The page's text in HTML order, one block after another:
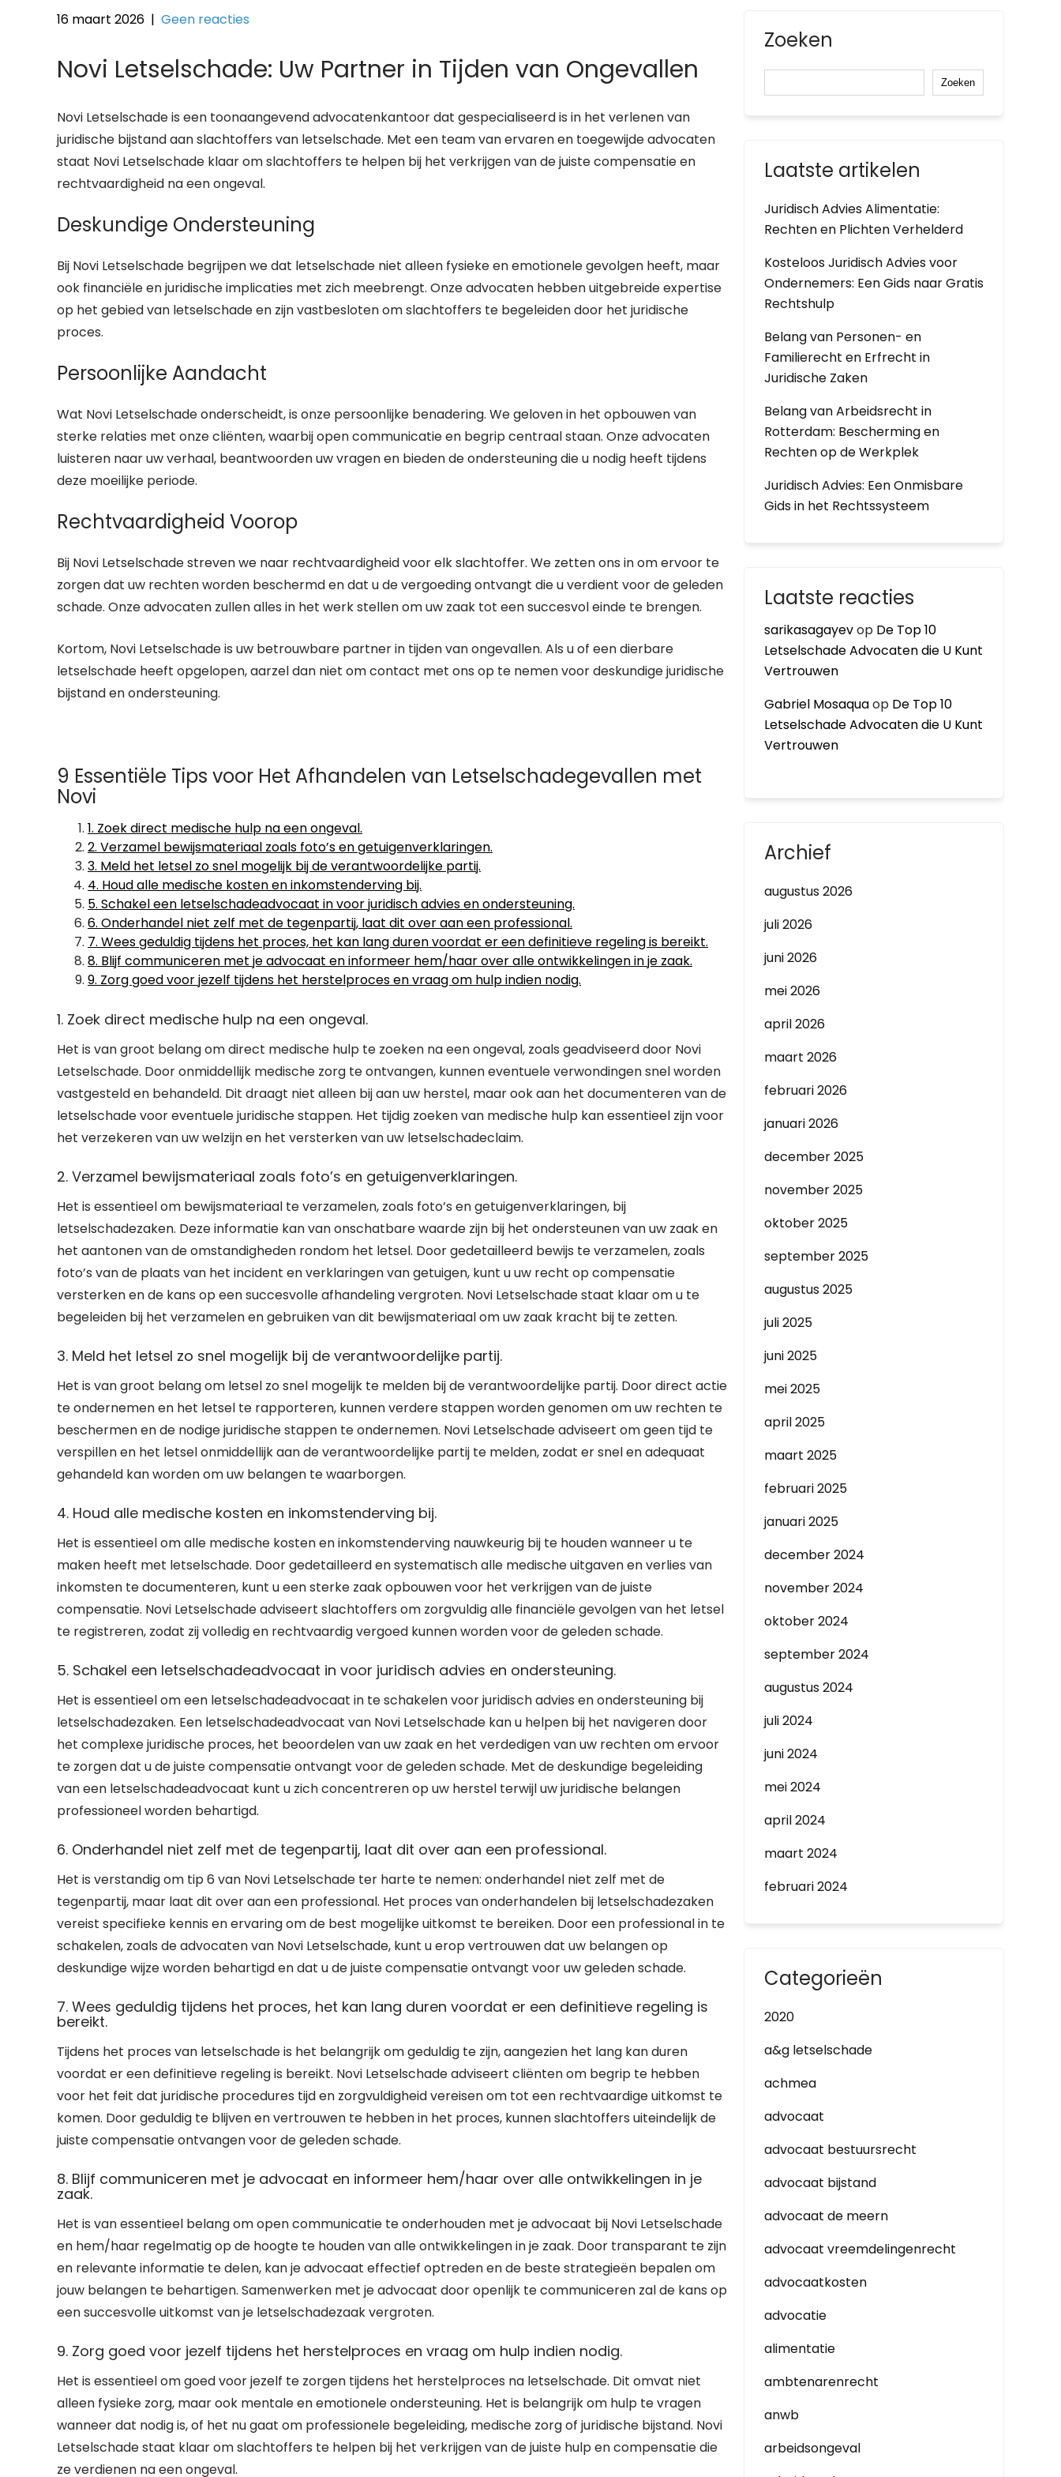
16 maart 2026 | Geen reacties
Novi Letselschade: Uw Partner in Tijden van Ongevallen
Novi Letselschade is een toonaangevend advocatenkantoor dat gespecialiseerd is in het verlenen van
juridische bijstand aan slachtoffers van letselschade. Met een team van ervaren en toegewijde advocaten
staat Novi Letselschade klaar om slachtoffers te helpen bij het verkrijgen van de juiste compensatie en
rechtvaardigheid na een ongeval.
Deskundige Ondersteuning
Bij Novi Letselschade begrijpen we dat letselschade niet alleen fysieke en emotionele gevolgen heeft, maar
ook financiële en juridische implicaties met zich meebrengt. Onze advocaten hebben uitgebreide expertise
op het gebied van letselschade en zijn vastbesloten om slachtoffers te begeleiden door het juridische
proces.
Persoonlijke Aandacht
Wat Novi Letselschade onderscheidt, is onze persoonlijke benadering. We geloven in het opbouwen van
sterke relaties met onze cliënten, waarbij open communicatie en begrip centraal staan. Onze advocaten
luisteren naar uw verhaal, beantwoorden uw vragen en bieden de ondersteuning die u nodig heeft tijdens
deze moeilijke periode.
Rechtvaardigheid Voorop
Bij Novi Letselschade streven we naar rechtvaardigheid voor elk slachtoffer. We zetten ons in om ervoor te
zorgen dat uw rechten worden beschermd en dat u de vergoeding ontvangt die u verdient voor de geleden
schade. Onze advocaten zullen alles in het werk stellen om uw zaak tot een succesvol einde te brengen.
Kortom, Novi Letselschade is uw betrouwbare partner in tijden van ongevallen. Als u of een dierbare
letselschade heeft opgelopen, aarzel dan niet om contact met ons op te nemen voor deskundige juridische
bijstand en ondersteuning.
9 Essentiële Tips voor Het Afhandelen van Letselschadegevallen met
Novi
1. Zoek direct medische hulp na een ongeval.
2. Verzamel bewijsmateriaal zoals foto’s en getuigenverklaringen.
3. Meld het letsel zo snel mogelijk bij de verantwoordelijke partij.
4. Houd alle medische kosten en inkomstenderving bij.
5. Schakel een letselschadeadvocaat in voor juridisch advies en ondersteuning.
6. Onderhandel niet zelf met de tegenpartij, laat dit over aan een professional.
7. Wees geduldig tijdens het proces, het kan lang duren voordat er een definitieve regeling is bereikt.
8. Blijf communiceren met je advocaat en informeer hem/haar over alle ontwikkelingen in je zaak.
9. Zorg goed voor jezelf tijdens het herstelproces en vraag om hulp indien nodig.
1. Zoek direct medische hulp na een ongeval.
Het is van groot belang om direct medische hulp te zoeken na een ongeval, zoals geadviseerd door Novi
Letselschade. Door onmiddellijk medische zorg te ontvangen, kunnen eventuele verwondingen snel worden
vastgesteld en behandeld. Dit draagt niet alleen bij aan uw herstel, maar ook aan het documenteren van de
letselschade voor eventuele juridische stappen. Het tijdig zoeken van medische hulp kan essentieel zijn voor
het verzekeren van uw welzijn en het versterken van uw letselschadeclaim.
2. Verzamel bewijsmateriaal zoals foto’s en getuigenverklaringen.
Het is essentieel om bewijsmateriaal te verzamelen, zoals foto’s en getuigenverklaringen, bij
letselschadezaken. Deze informatie kan van onschatbare waarde zijn bij het ondersteunen van uw zaak en
het aantonen van de omstandigheden rondom het letsel. Door gedetailleerd bewijs te verzamelen, zoals
foto’s van de plaats van het incident en verklaringen van getuigen, kunt u uw recht op compensatie
versterken en de kans op een succesvolle afhandeling vergroten. Novi Letselschade staat klaar om u te
begeleiden bij het verzamelen en gebruiken van dit bewijsmateriaal om uw zaak kracht bij te zetten.
3. Meld het letsel zo snel mogelijk bij de verantwoordelijke partij.
Het is van groot belang om letsel zo snel mogelijk te melden bij de verantwoordelijke partij. Door direct actie
te ondernemen en het letsel te rapporteren, kunnen verdere stappen worden genomen om uw rechten te
beschermen en de nodige juridische stappen te ondernemen. Novi Letselschade adviseert om geen tijd te
verspillen en het letsel onmiddellijk aan de verantwoordelijke partij te melden, zodat er snel en adequaat
gehandeld kan worden om uw belangen te waarborgen.
4. Houd alle medische kosten en inkomstenderving bij.
Het is essentieel om alle medische kosten en inkomstenderving nauwkeurig bij te houden wanneer u te
maken heeft met letselschade. Door gedetailleerd en systematisch alle medische uitgaven en verlies van
inkomsten te documenteren, kunt u een sterke zaak opbouwen voor het verkrijgen van de juiste
compensatie. Novi Letselschade adviseert slachtoffers om zorgvuldig alle financiële gevolgen van het letsel
te registreren, zodat zij volledig en rechtvaardig vergoed kunnen worden voor de geleden schade.
5. Schakel een letselschadeadvocaat in voor juridisch advies en ondersteuning.
Het is essentieel om een letselschadeadvocaat in te schakelen voor juridisch advies en ondersteuning bij
letselschadezaken. Een letselschadeadvocaat van Novi Letselschade kan u helpen bij het navigeren door
het complexe juridische proces, het beoordelen van uw zaak en het verdedigen van uw rechten om ervoor
te zorgen dat u de juiste compensatie ontvangt voor de geleden schade. Met de deskundige begeleiding
van een letselschadeadvocaat kunt u zich concentreren op uw herstel terwijl uw juridische belangen
professioneel worden behartigd.
6. Onderhandel niet zelf met de tegenpartij, laat dit over aan een professional.
Het is verstandig om tip 6 van Novi Letselschade ter harte te nemen: onderhandel niet zelf met de
tegenpartij, maar laat dit over aan een professional. Het proces van onderhandelen bij letselschadezaken
vereist specifieke kennis en ervaring om de best mogelijke uitkomst te bereiken. Door een professional in te
schakelen, zoals de advocaten van Novi Letselschade, kunt u erop vertrouwen dat uw belangen op
deskundige wijze worden behartigd en dat u de juiste compensatie ontvangt voor uw geleden schade.
7. Wees geduldig tijdens het proces, het kan lang duren voordat er een definitieve regeling is
bereikt.
Tijdens het proces van letselschade is het belangrijk om geduldig te zijn, aangezien het lang kan duren
voordat er een definitieve regeling is bereikt. Novi Letselschade adviseert cliënten om begrip te hebben
voor het feit dat juridische procedures tijd en zorgvuldigheid vereisen om tot een rechtvaardige uitkomst te
komen. Door geduldig te blijven en vertrouwen te hebben in het proces, kunnen slachtoffers uiteindelijk de
juiste compensatie ontvangen voor de geleden schade.
8. Blijf communiceren met je advocaat en informeer hem/haar over alle ontwikkelingen in je
zaak.
Het is van essentieel belang om open communicatie te onderhouden met je advocaat bij Novi Letselschade
en hem/haar regelmatig op de hoogte te houden van alle ontwikkelingen in je zaak. Door transparant te zijn
en relevante informatie te delen, kan je advocaat effectief optreden en de beste strategieën bepalen om
jouw belangen te behartigen. Samenwerken met je advocaat door openlijk te communiceren zal de kans op
een succesvolle uitkomst van je letselschadezaak vergroten.
9. Zorg goed voor jezelf tijdens het herstelproces en vraag om hulp indien nodig.
Het is essentieel om goed voor jezelf te zorgen tijdens het herstelproces na letselschade. Dit omvat niet
alleen fysieke zorg, maar ook mentale en emotionele ondersteuning. Het is belangrijk om hulp te vragen
wanneer dat nodig is, of het nu gaat om professionele begeleiding, medische zorg of juridische bijstand. Novi
Letselschade staat klaar om slachtoffers te helpen bij het verkrijgen van de juiste hulp en compensatie die
ze verdienen na een ongeval.
Zoeken
Zoeken
Laatste artikelen
Juridisch Advies Alimentatie:
Rechten en Plichten Verhelderd
Kosteloos Juridisch Advies voor
Ondernemers: Een Gids naar Gratis
Rechtshulp
Belang van Personen- en
Familierecht en Erfrecht in
Juridische Zaken
Belang van Arbeidsrecht in
Rotterdam: Bescherming en
Rechten op de Werkplek
Juridisch Advies: Een Onmisbare
Gids in het Rechtssysteem
Laatste reacties
sarikasagayevop De Top 10
Letselschade Advocaten die U Kunt
Vertrouwen
Gabriel Mosaquaop De Top 10
Letselschade Advocaten die U Kunt
Vertrouwen
Archief
augustus 2026
juli 2026
juni 2026
mei 2026
april 2026
maart 2026
februari 2026
januari 2026
december 2025
november 2025
oktober 2025
september 2025
augustus 2025
juli 2025
juni 2025
mei 2025
april 2025
maart 2025
februari 2025
januari 2025
december 2024
november 2024
oktober 2024
september 2024
augustus 2024
juli 2024
juni 2024
mei 2024
april 2024
maart 2024
februari 2024
Categorieën
2020
a&g letselschade
achmea
advocaat
advocaat bestuursrecht
advocaat bijstand
advocaat de meern
advocaat vreemdelingenrecht
advocaatkosten
advocatie
alimentatie
ambtenarenrecht
anwb
arbeidsongeval